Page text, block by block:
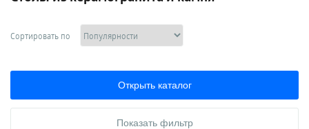
Сортировать по
Открыть каталог
Показать фильтр